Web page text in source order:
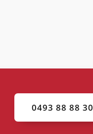
0493 88 88 30